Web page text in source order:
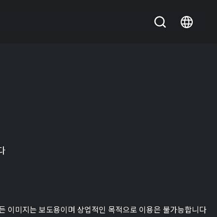
이미지는 보도용이며 상업적인 목적으로 이용은 불가능합니다